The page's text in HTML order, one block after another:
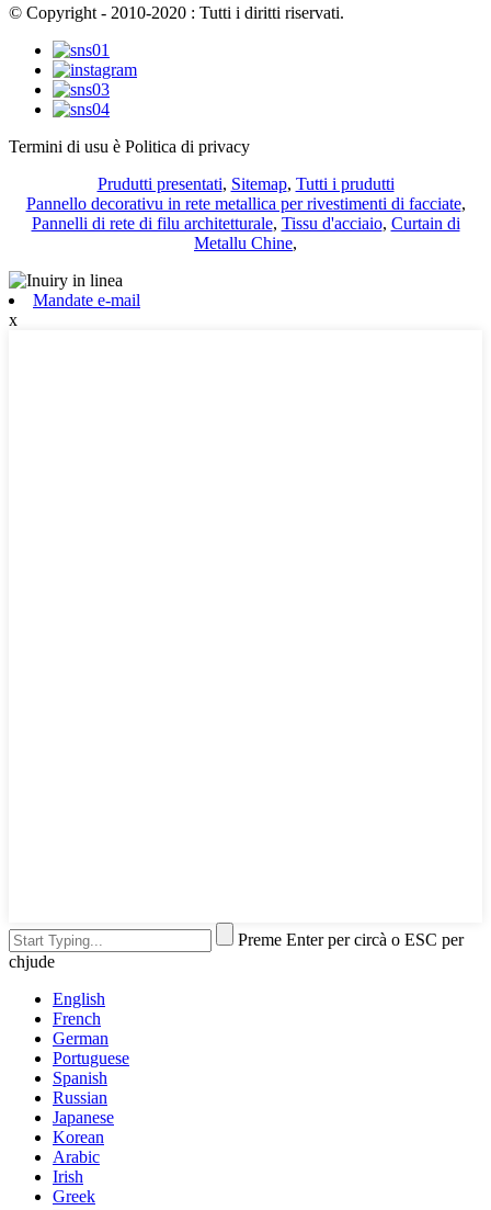
© Copyright - 2010-2020 : Tutti i diritti riservati.
Termini di usu è Politica di privacy
Prudutti presentati, Sitemap, Tutti i prudutti
Pannello decorativu in rete metallica per rivestimenti di facciate,
Pannelli di rete di filu architetturale, Tissu d'acciaio, Curtain di
Metallu Chine,
Mandate e-mail
x
Preme Enter per circà o ESC per
chjude
English
French
German
Portuguese
Spanish
Russian
Japanese
Korean
Arabic
Irish
Greek